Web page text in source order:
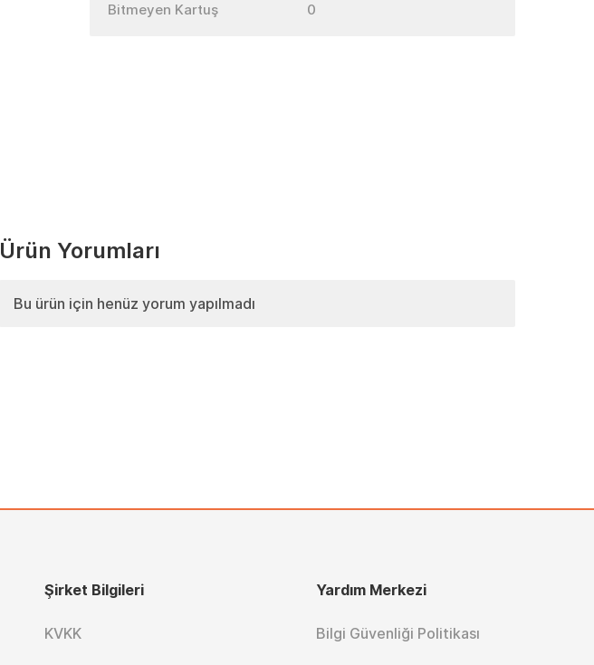
Bitmeyen Kartuş 0
Ürün Yorumları
Bu ürün için henüz yorum yapılmadı
Şirket Bilgileri
KVKK
Yardım Merkezi
Bilgi Güvenliği Politikası